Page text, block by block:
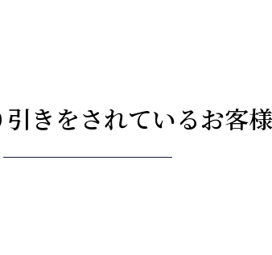
きをされているお客